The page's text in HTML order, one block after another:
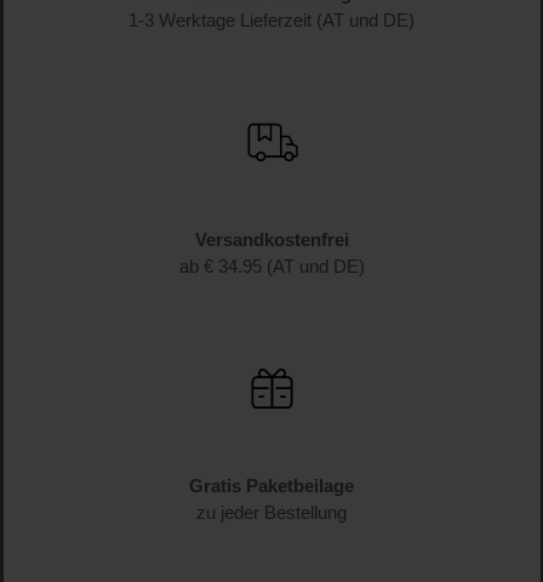
1-3 Werktage Lieferzeit (AT und DE)
Versandkostenfrei
ab € 34.95 (AT und DE)
Gratis Paketbeilage
zu jeder Bestellung